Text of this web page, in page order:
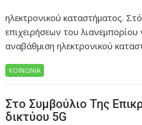
ηλεκτρονικού καταστήματος.
επιχειρήσεων του λιανεμπορίου
αναβάθμιση ηλεκτρονικού
ΚΟΙΝΩΝΙΑ
Στο Συμβούλιο Της
δικτύου 5G